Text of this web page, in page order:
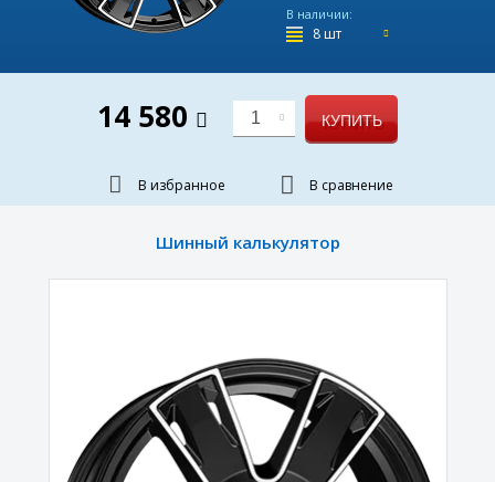
В наличии:
8 шт
14 580 1 КУПИТЬ
В избранное В сравнение
Шинный калькулятор